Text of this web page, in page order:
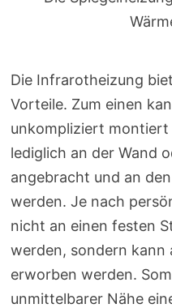
Die Infrarotheizung
Vorteile. Zum einen
unkompliziert montiert
lediglich an der Wand
angebracht und an
werden. Je nach
nicht an einen festen
werden, sondern kann
erworben werden.
unmittelbarer Nähe